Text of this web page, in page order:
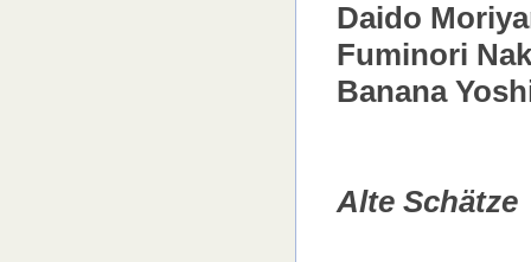
Daido
Fuminori
Banana
Alte Schätze